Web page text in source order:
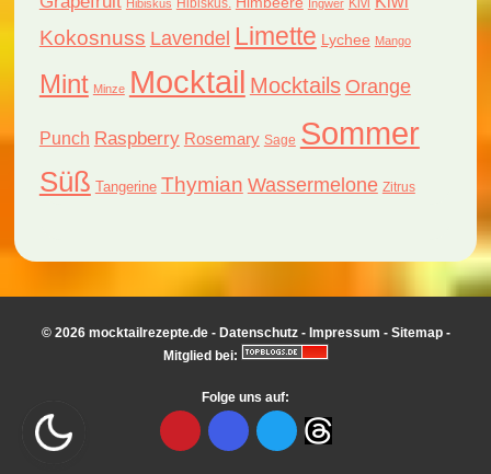
Hibiskus Hibiskus. Ingwer Kivi
Kokosnuss Lavendel Limette Lychee Mango
Mint Minze Mocktail Mocktails Orange
Punch Raspberry Rosemary Sage Sommer
Süß Tangerine Thymian Wassermelone Zitrus
© 2026 mocktailrezepte.de - Datenschutz- Impressum - Sitemap-
Mitglied bei:
Folge uns auf: